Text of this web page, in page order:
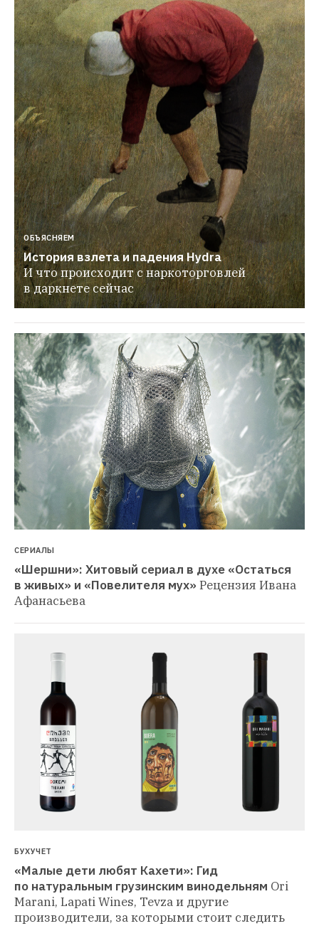
ОБЪЯСНЯЕМ
История взлета и падения Hydra
И что происходит с наркоторговлей
в даркнете сейчас
СЕРИАЛЫ
«Шершни»: Хитовый сериал в духе «Остаться
в живых» и «Повелителя мух» Рецензия Ивана
Афанасьева
БУХУЧЕТ
«Малые дети любят Кахети»: Гид
по натуральным грузинским винодельням Ori
Marani, Lapati Wines, Tevza и другие
производители, за которыми стоит следить